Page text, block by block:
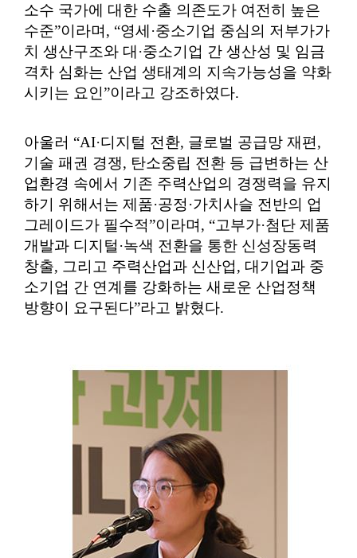
소수 국가에 대한 수출 의존도가 여전히 높은
수준”이라며, “영세·중소기업 중심의 저부가가
치 생산구조와 대·중소기업 간 생산성 및 임금
격차 심화는 산업 생태계의 지속가능성을 약화
시키는 요인”이라고 강조하였다.
아울러 “AI·디지털 전환, 글로벌 공급망 재편,
기술 패권 경쟁, 탄소중립 전환 등 급변하는 산
업환경 속에서 기존 주력산업의 경쟁력을 유지
하기 위해서는 제품·공정 ·가치사슬 전반의 업
그레이드가 필수적”이라며, “고부가·첨단 제품
개발과 디지털 ·녹색 전환을 통한 신성장동력
창출, 그리고 주력산업과 신산업, 대기업과 중
소기업 간 연계를 강화하는 새로운 산업정책
방향이 요구된다”라고 밝혔다.